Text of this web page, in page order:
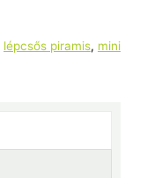
lépcsős piramis, mini